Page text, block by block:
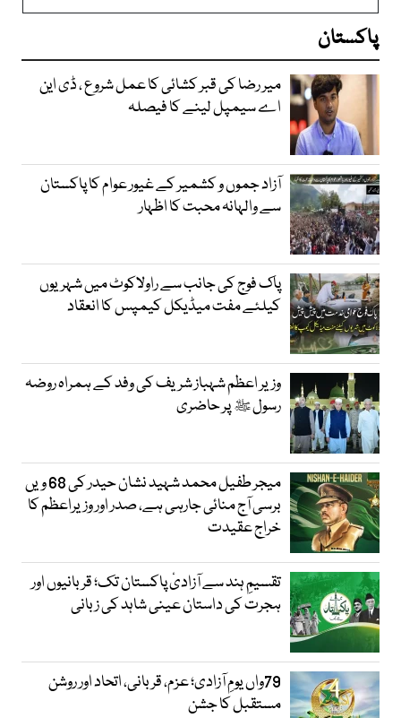
پاکستان
میر رضا کی قبر کشائی کا عمل شروع ، ڈی این
اے سیمپل لینے کا فیصلہ
آزاد جموں و کشمیر کے غیور عوام کا پاکستان
سے والہانہ محبت کا اظہار
پاک فوج کی جانب سے راولاکوٹ میں شہریوں
کیلئے مفت میڈیکل کیمپس کا انعقاد
وزیر اعظم شہباز شریف کی وفد کے ہمراہ روضہ
رسول ﷺ پر حاضری
میجر طفیل محمد شہید نشان حیدر کی 68 ویں
برسی آج منائی جارہی ہے، صدر اور وزیراعظم کا
خراج عقیدت
تقسیمِ ہند سے آزادیٔ پاکستان تک؛ قربانیوں اور
ہجرت کی داستان عینی شاہد کی زبانی
79واں یومِ آزادی؛ عزم، قربانی، اتحاد اور روشن
مستقبل کا جشن